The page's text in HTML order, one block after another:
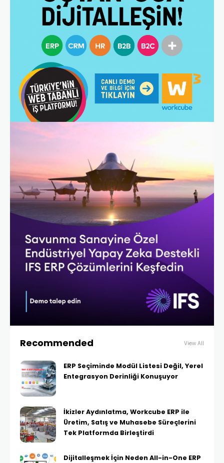
Recommended View All
ERP Seçiminde Modül Listesi Değil, Yerel
Entegrasyon Derinliği Konuşuyor
İkizler Aydınlatma, Workcube ERP ile
Üretim, Satış ve Muhasebe Süreçlerini
Tek Platformda Birleştirdi
Dijitalleşmek İçin Neden All-in-One ERP